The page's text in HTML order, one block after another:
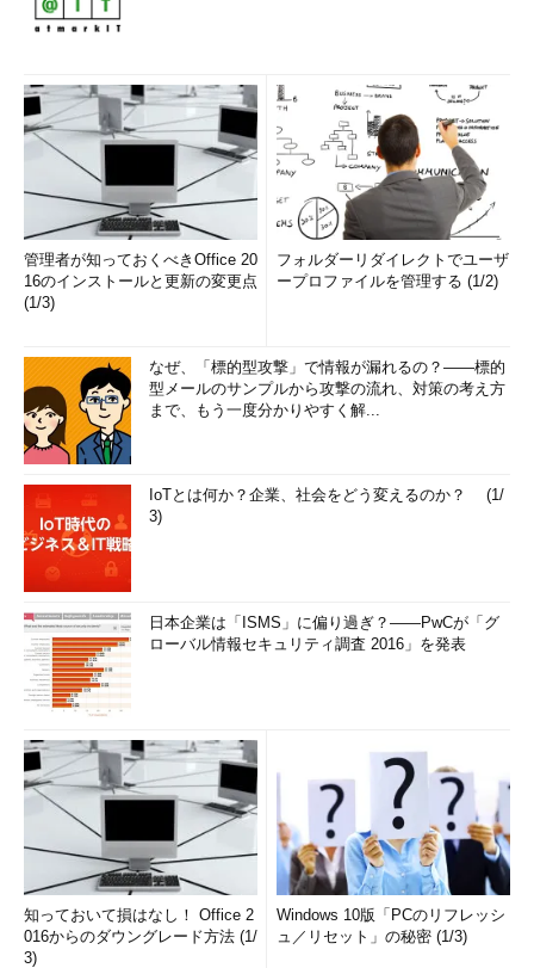
管理者が知っておくべきOffice 20
16のインストールと更新の変更点
(1/3)
フォルダーリダイレクトでユーザ
ープロファイルを管理する (1/2)
なぜ、「標的型攻撃」で情報が漏れるの？――標的
型メールのサンプルから攻撃の流れ、対策の考え方
まで、もう一度分かりやすく解...
IoTとは何か？企業、社会をどう変えるのか？ (1/
3)
日本企業は「ISMS」に偏り過ぎ？――PwCが「グ
ローバル情報セキュリティ調査 2016」を発表
知っておいて損はなし！ Office 2
016からのダウングレード方法 (1/
3)
Windows 10版「PCのリフレッシ
ュ／リセット」の秘密 (1/3)